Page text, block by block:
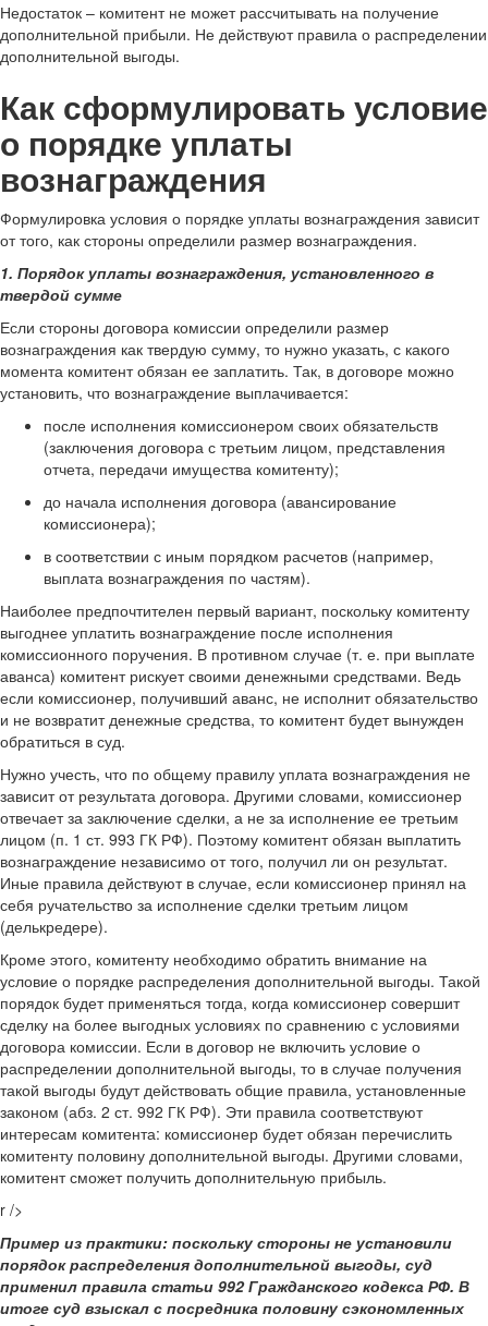
Недостаток – комитент не может рассчитывать на получение
дополнительной прибыли. Не действуют правила о распределении
дополнительной выгоды.
Как сформулировать условие
о порядке уплаты
вознаграждения
Формулировка условия о порядке уплаты вознаграждения зависит
от того, как стороны определили размер вознаграждения.
1. Порядок уплаты вознаграждения, установленного в
твердой сумме
Если стороны договора комиссии определили размер
вознаграждения как твердую сумму, то нужно указать, с какого
момента комитент обязан ее заплатить. Так, в договоре можно
установить, что вознаграждение выплачивается:
после исполнения комиссионером своих обязательств
(заключения договора с третьим лицом, представления
отчета, передачи имущества комитенту);
до начала исполнения договора (авансирование
комиссионера);
в соответствии с иным порядком расчетов (например,
выплата вознаграждения по частям).
Наиболее предпочтителен первый вариант, поскольку комитенту
выгоднее уплатить вознаграждение после исполнения
комиссионного поручения. В противном случае (т. е. при выплате
аванса) комитент рискует своими денежными средствами. Ведь
если комиссионер, получивший аванс, не исполнит обязательство
и не возвратит денежные средства, то комитент будет вынужден
обратиться в суд.
Нужно учесть, что по общему правилу уплата вознаграждения не
зависит от результата договора. Другими словами, комиссионер
отвечает за заключение сделки, а не за исполнение ее третьим
лицом (п. 1 ст. 993 ГК РФ). Поэтому комитент обязан выплатить
вознаграждение независимо от того, получил ли он результат.
Иные правила действуют в случае, если комиссионер принял на
себя ручательство за исполнение сделки третьим лицом
(делькредере).
Кроме этого, комитенту необходимо обратить внимание на
условие о порядке распределения дополнительной выгоды. Такой
порядок будет применяться тогда, когда комиссионер совершит
сделку на более выгодных условиях по сравнению с условиями
договора комиссии. Если в договор не включить условие о
распределении дополнительной выгоды, то в случае получения
такой выгоды будут действовать общие правила, установленные
законом (абз. 2 ст. 992 ГК РФ). Эти правила соответствуют
интересам комитента: комиссионер будет обязан перечислить
комитенту половину дополнительной выгоды. Другими словами,
комитент сможет получить дополнительную прибыль.
r />
Пример из практики: поскольку стороны не установили
порядок распределения дополнительной выгоды, суд
применил правила статьи 992 Гражданского кодекса РФ. В
итоге суд взыскал с посредника половину сэкономленных